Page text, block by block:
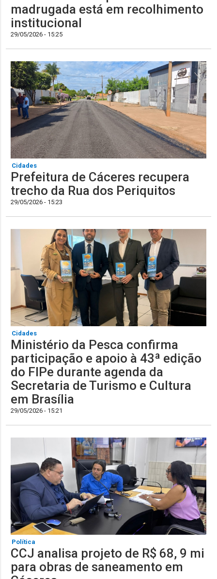
madrugada está em recolhimento
institucional
29/05/2026 - 15:25
Cidades
Prefeitura de Cáceres recupera
trecho da Rua dos Periquitos
29/05/2026 - 15:23
Cidades
Ministério da Pesca confirma
participação e apoio à 43ª edição
do FIPe durante agenda da
Secretaria de Turismo e Cultura
em Brasília
29/05/2026 - 15:21
Política
CCJ analisa projeto de R$ 68, 9 mi
para obras de saneamento em